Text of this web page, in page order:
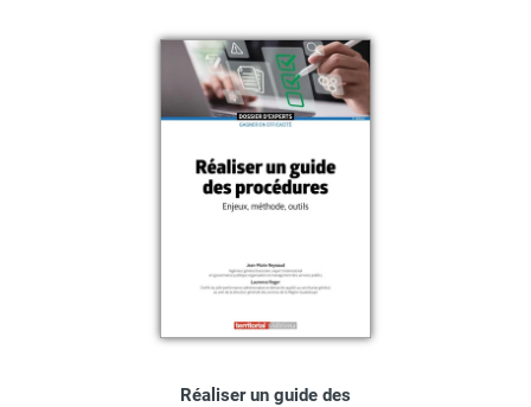
Réaliser un guide des